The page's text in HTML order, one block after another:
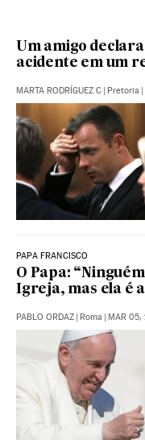
Um amigo
acidente em um
MARTA RODRÍGUEZ C | Pretoria |
PAPA FRANCISCO
O Papa:
Igreja, mas ela é
PABLO ORDAZ | Roma | MAR 05,